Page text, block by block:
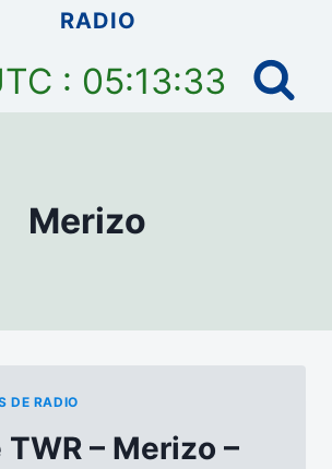
RADIO
: 05:13:33
Merizo
DE RADIO
TWR – Merizo –